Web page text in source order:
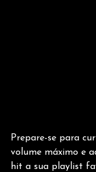
Prepare-se para
volume máximo e
hit a sua playlist